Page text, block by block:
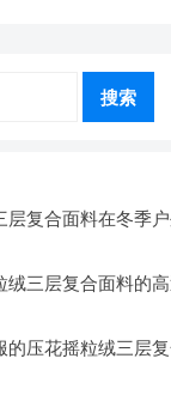
搜索
层复合面料在冬季
绒三层复合面料的
的压花摇粒绒三层